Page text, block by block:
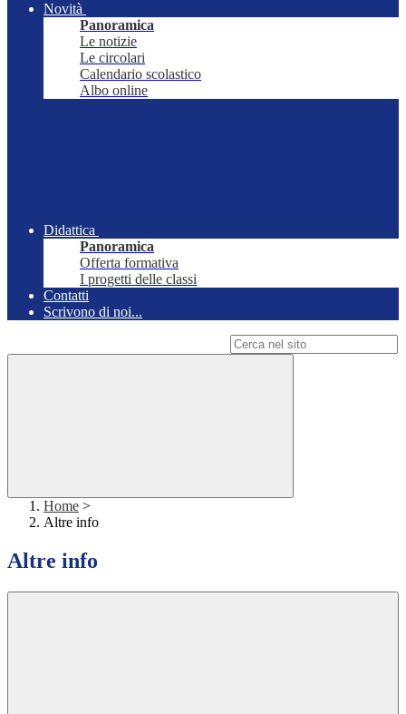
Novità
Panoramica
Le notizie
Le circolari
Calendario scolastico
Albo online
Didattica
Panoramica
Offerta formativa
I progetti delle classi
Contatti
Scrivono di noi...
Home >
Altre info
Altre info